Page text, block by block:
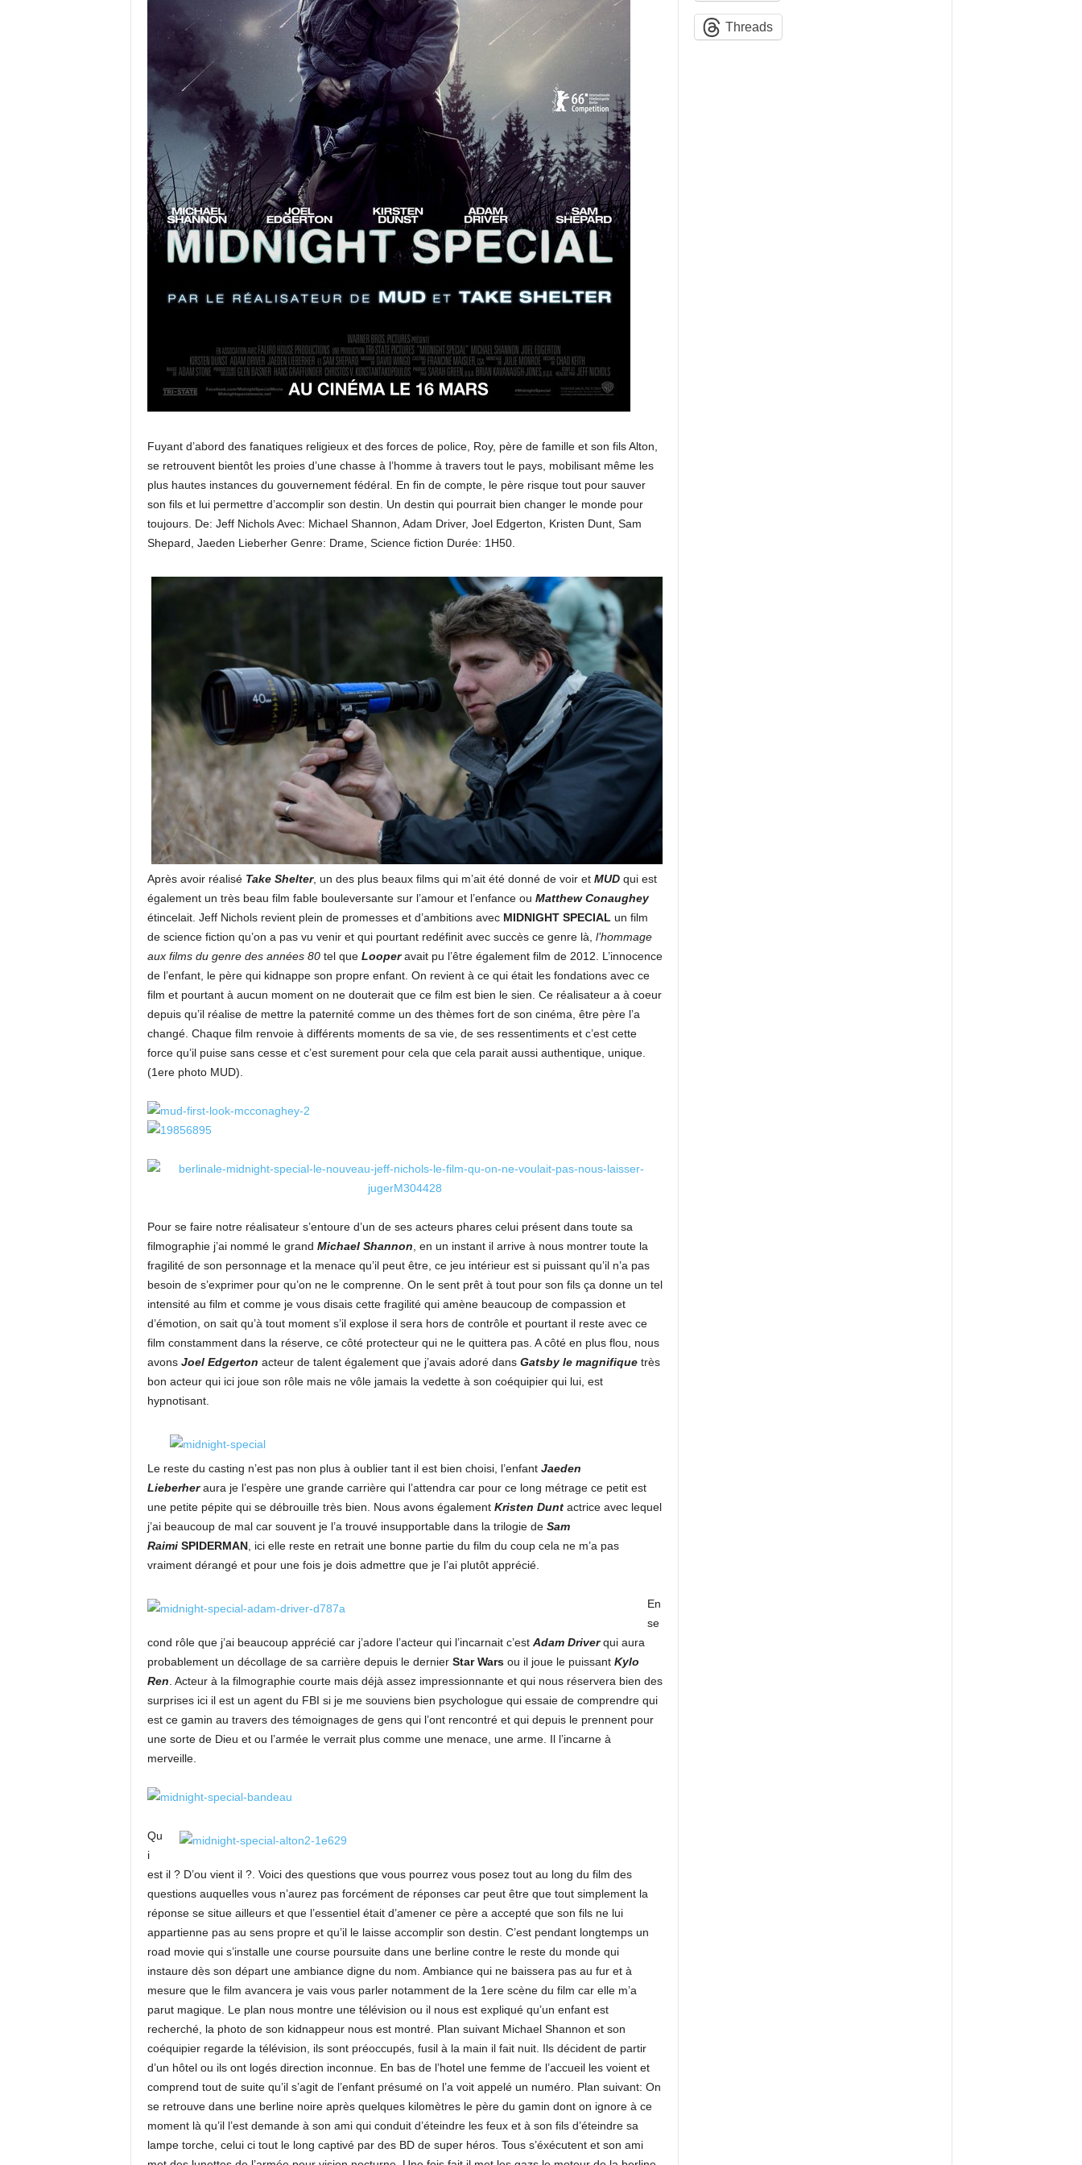
Fuyant d’abord des fanatiques religieux et des forces de police, Roy, père de famille et son fils Alton,
se retrouvent bientôt les proies d’une chasse à l’homme à travers tout le pays, mobilisant même les
plus hautes instances du gouvernement fédéral. En fin de compte, le père risque tout pour sauver
son fils et lui permettre d’accomplir son destin. Un destin qui pourrait bien changer le monde pour
toujours. De: Jeff Nichols Avec: Michael Shannon, Adam Driver, Joel Edgerton, Kristen Dunt, Sam
Shepard, Jaeden Lieberher Genre: Drame, Science fiction Durée: 1H50.
Après avoir réalisé Take Shelter, un des plus beaux films qui m’ait été donné de voir etMUDqui est
également un très beau film fable bouleversante sur l’amour et l’enfance ou Matthew Conaughey
étincelait. Jeff Nichols revient plein de promesses et d’ambitions avec MIDNIGHT SPECIAL un film
de science fiction qu’on a pas vu venir et qui pourtant redéfinit avec succès ce genre là, l’hommage
aux films du genre des années 80tel que Looper avait pu l’être également film de 2012. L’innocence
de l’enfant, le père qui kidnappe son propre enfant. On revient à ce qui était les fondations avec ce
film et pourtant à aucun moment on ne douterait que ce film est bien le sien. Ce réalisateur a à coeur
depuis qu’il réalise de mettre la paternité comme un des thèmes fort de son cinéma, être père l’a
changé. Chaque film renvoie à différents moments de sa vie, de ses ressentiments et c’est cette
force qu’il puise sans cesse et c’est surement pour cela que cela parait aussi authentique, unique.
(1ere photo MUD).
Pour se faire notre réalisateur s’entoure d’un de ses acteurs phares celui présent dans toute sa
filmographie j’ai nommé le grand Michael Shannon , en un instant il arrive à nous montrer toute la
fragilité de son personnage et la menace qu’il peut être, ce jeu intérieur est si puissant qu’il n’a pas
besoin de s’exprimer pour qu’on ne le comprenne. On le sent prêt à tout pour son fils ça donne un tel
intensité au film et comme je vous disais cette fragilité qui amène beaucoup de compassion et
d’émotion, on sait qu’à tout moment s’il explose il sera hors de contrôle et pourtant il reste avec ce
film constamment dans la réserve, ce côté protecteur qui ne le quittera pas. A côté en plus flou, nous
avons Joel Edgerton acteur de talent également que j’avais adoré dans Gatsby le magnifiquetrès
bon acteur qui ici joue son rôle mais ne vôle jamais la vedette à son coéquipier qui lui, est
hypnotisant.
Le reste du casting n’est pas non plus à oublier tant il est bien choisi, l’enfant Jaeden
Lieberheraura je l’espère une grande carrière qui l’attendra car pour ce long métrage ce petit est
une petite pépite qui se débrouille très bien. Nous avons également Kristen Dunt actrice avec lequel
j’ai beaucoup de mal car souvent je l’a trouvé insupportable dans la trilogie deSam
Raimi SPIDERMAN, ici elle reste en retrait une bonne partie du film du coup cela ne m’a pas
vraiment dérangé et pour une fois je dois admettre que je l’ai plutôt apprécié.
En
se
cond rôle que j’ai beaucoup apprécié car j’adore l’acteur qui l’incarnait c’est Adam Driverqui aura
probablement un décollage de sa carrière depuis le dernierStar Warsou il joue le puissant Kylo
Ren . Acteur à la filmographie courte mais déjà assez impressionnante et qui nous réservera bien des
surprises ici il est un agent du FBI si je me souviens bien psychologue qui essaie de comprendre qui
est ce gamin au travers des témoignages de gens qui l’ont rencontré et qui depuis le prennent pour
une sorte de Dieu et ou l’armée le verrait plus comme une menace, une arme. Il l’incarne à
merveille.
Qu
i
est il ? D’ou vient il ?. Voici des questions que vous pourrez vous posez tout au long du film des
questions auquelles vous n’aurez pas forcément de réponses car peut être que tout simplement la
réponse se situe ailleurs et que l’essentiel était d’amener ce père a accepté que son fils ne lui
appartienne pas au sens propre et qu’il le laisse accomplir son destin. C’est pendant longtemps un
road movie qui s’installe une course poursuite dans une berline contre le reste du monde qui
instaure dès son départ une ambiance digne du nom. Ambiance qui ne baissera pas au fur et à
mesure que le film avancera je vais vous parler notamment de la 1ere scène du film car elle m’a
parut magique. Le plan nous montre une télévision ou il nous est expliqué qu’un enfant est
recherché, la photo de son kidnappeur nous est montré. Plan suivant Michael Shannon et son
coéquipier regarde la télévision, ils sont préoccupés, fusil à la main il fait nuit. Ils décident de partir
d’un hôtel ou ils ont logés direction inconnue. En bas de l’hotel une femme de l’accueil les voient et
comprend tout de suite qu’il s’agit de l’enfant présumé on l’a voit appelé un numéro. Plan suivant: On
se retrouve dans une berline noire après quelques kilomètres le père du gamin dont on ignore à ce
moment là qu’il l’est demande à son ami qui conduit d’éteindre les feux et à son fils d’éteindre sa
lampe torche, celui ci tout le long captivé par des BD de super héros. Tous s’éxécutent et son ami
Threads